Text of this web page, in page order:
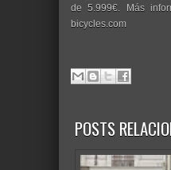
de 5.999€. Más
bicycles.com
POSTS